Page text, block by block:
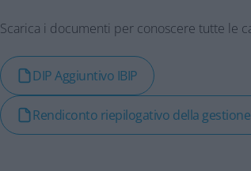
Scarica i documenti per conoscere tutte le
DIP Aggiuntivo IBIP
Rendiconto riepilogativo della